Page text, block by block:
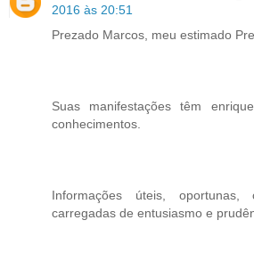
2016 às 20:51
Prezado Marcos, meu estimado
Suas manifestações têm
conhecimentos.
Informações úteis, oportunas,
carregadas de entusiasmo e